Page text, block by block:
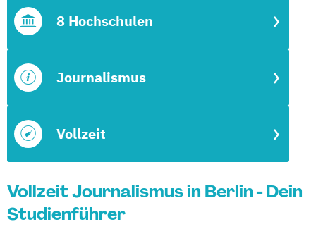
Vollzeit
Journalismus
8 Hochschulen
Vollzeit Journalismus in Berlin - Dein
Studienführer